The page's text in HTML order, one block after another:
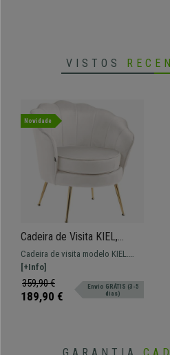
VISTOS
Novidade
Cadeira de Visita KIEL,
Confortável e Elegante,
Estrutura em Metal Dourado,
Em Veludo de Cor Branco
Cadeira de visita modelo KIEL.
Modelo com estrutura em metal e
extra comodidade para o seu
espaço.
[+Info]
359,90 €
189,90 €
Envio GRÁTIS (3-5
dias)
GARANTIA